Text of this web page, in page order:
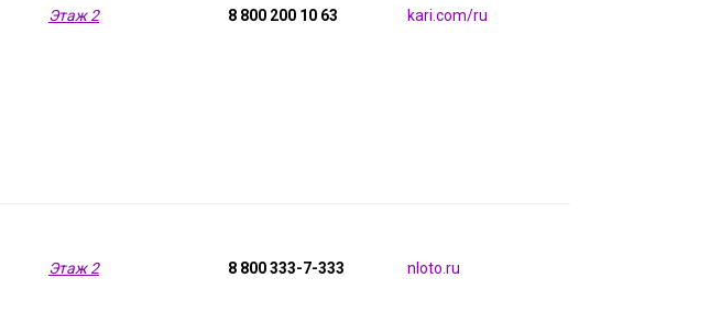
Этаж 2 8 800 200 10 63 kari.com/ru
Этаж 2 8 800 333-7-333 nloto.ru